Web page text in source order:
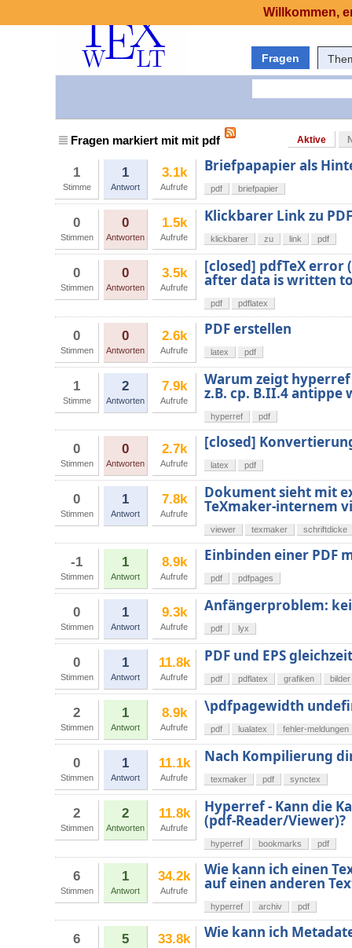
Fragen
Fragen markiert mit mit pdf Aktive
1
Stimme
1
Antwort
3.1k
Aufrufe
Briefpapapier als
pdf briefpapier
0
Stimmen
0
Antworten
1.5k
Aufrufe
Klickbarer Link zu
klickbarer zu link pdf
0
Stimmen
0
Antworten
3.5k
Aufrufe
[closed] pdfTeX error
after data is written
pdf pdflatex
0
Stimmen
0
Antworten
2.6k
Aufrufe
PDF erstellen
latex pdf
1
Stimme
2
Antworten
7.9k
Aufrufe
Warum zeigt hyperref
z.B. cp. B.II.4 antippe
hyperref pdf
0
Stimmen
0
Antworten
2.7k
Aufrufe
[closed]
latex pdf
0
Stimmen
1
Antwort
7.8k
Aufrufe
Dokument sieht mit
TeXmaker-internem
viewer texmaker schriftdicke
-1
Stimmen
1
Antwort
8.9k
Aufrufe
Einbinden einer PDF
pdf pdfpages
0
Stimmen
1
Antwort
9.3k
Aufrufe
Anfängerproblem:
pdf lyx
0
Stimmen
1
Antwort
11.8k
Aufrufe
PDF und EPS
pdf pdflatex grafiken bilder
2
Stimmen
1
Antwort
8.9k
Aufrufe
\pdfpagewidth
pdf lualatex fehler-meldungen
0
Stimmen
1
Antwort
11.1k
Aufrufe
Nach Kompilierung
texmaker pdf synctex
2
Stimmen
2
Antworten
11.8k
Aufrufe
Hyperref - Kann die
(pdf-Reader/Viewer)?
hyperref bookmarks pdf
6
Stimmen
1
Antwort
34.2k
Aufrufe
Wie kann ich einen
auf einen anderen
hyperref archiv pdf
6 5 33.8k Wie kann ich
Willkommen,